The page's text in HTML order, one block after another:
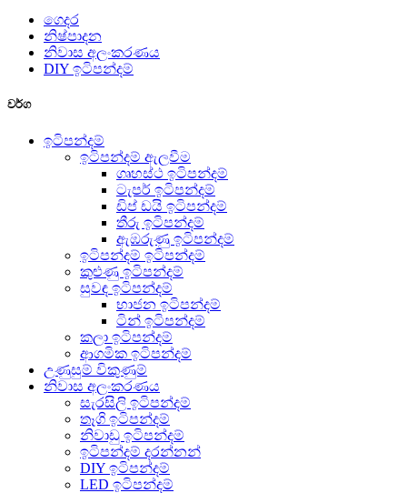
ගෙදර
නිෂ්පාදන
නිවාස අලංකරණය
DIY ඉටිපන්දම්
වර්ග
ඉටිපන්දම්
ඉටිපන්දම් ඇලවීම
ගෘහස්ථ ඉටිපන්දම්
ටැපර් ඉටිපන්දම්
ඩිප් ඩයි ඉටිපන්දම්
තීරු ඉටිපන්දම්
ඇඹරුණු ඉටිපන්දම්
ඉටිපන්දම් ඉටිපන්දම්
කුළුණු ඉටිපන්දම්
සුවඳ ඉටිපන්දම්
භාජන ඉටිපන්දම්
ටින් ඉටිපන්දම්
කලා ඉටිපන්දම්
ආගමික ඉටිපන්දම්
උණුසුම් විකුණුම්
නිවාස අලංකරණය
සැරසිලි ඉටිපන්දම්
තෑගි ඉටිපන්දම්
නිවාඩු ඉටිපන්දම්
ඉටිපන්දම් දරන්නන්
DIY ඉටිපන්දම්
LED ඉටිපන්දම්